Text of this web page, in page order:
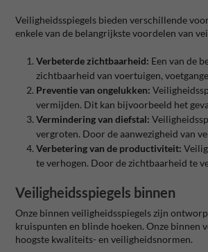
Veiligheidsspiegels bieden verschillende
enkele van de belangrijkste voordelen van
Verbeterde zichtbaarheid: Een van de
zichtbaarheid van voertuigen,
Preventie van ongelukken:
vermijden. Dit kan bijvoorbeeld het
Vermindering van diefstal:
vergroten. Door de aanwezigheid van
Verbetering van de productiviteit:
te verhogen. Door de zichtbaarheid te
Veiligheidsspiegels binnen
Onze binnen veiligheidsspiegels zijn
kruispunten en blinde hoeken. Onze binnen
hoogste kwaliteits- en veiligheidsnormen.